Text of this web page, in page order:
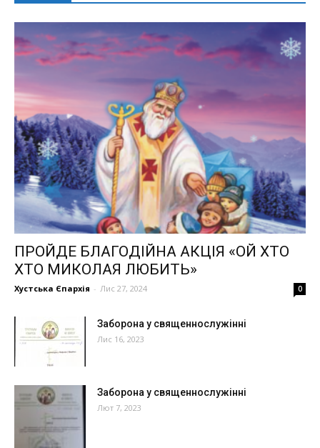
ПРОЙДЕ БЛАГОДІЙНА АКЦІЯ «ОЙ ХТО
ХТО МИКОЛАЯ ЛЮБИТЬ»
Хустська Єпархія - Лис 27, 2024 0
Заборона у священнослужінні
Лис 16, 2023
Заборона у священнослужінні
Лют 7, 2023